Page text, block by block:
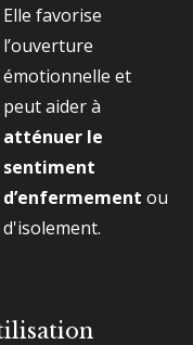
Elle favorise
l’ouverture
émotionnelle et
peut aider à
atténuer le
sentiment
d’enfermement ou
d'isolement.